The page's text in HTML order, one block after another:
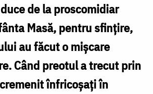
de la proscomidiar
Masă, pentru sfințire,
au făcut o mișcare
Când preotul a trecut prin
înfricoșați în